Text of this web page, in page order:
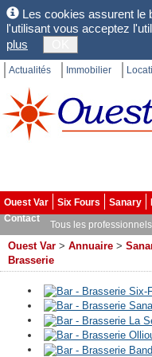
Les cookies assurent le
l'utilisant vous acceptez
plus
Actualités Immobilier
Ouest Var Six Fours Sanary
Contact
Tous les professionnels
Ouest Var > Annuaire >
Brasserie